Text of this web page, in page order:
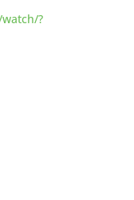
?